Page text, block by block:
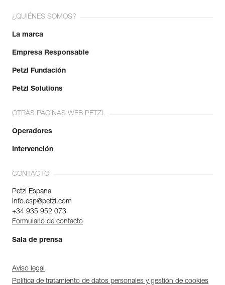
¿QUIÉNES SOMOS?
La marca
Empresa Responsable
Petzl Fundación
Petzl Solutions
OTRAS PÁGINAS WEB PETZL
Operadores
Intervención
CONTACTO
Petzl Espana
info.esp@petzl.com
+34 935 952 073
Formulario de contacto
Sala de prensa
Aviso legal
Política de tratamiento de datos personales y gestión de cookies